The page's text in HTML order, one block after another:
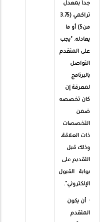
جداً بمعدل
تراكمي (3.75
من5) أو ما
يعادله. "يجب
على المتقدم
التواصل
بالبرنامج
لمعرفة إن
كان تخصصه
ضمن
التخصصات
ذات العلاقة،
وذلك قبل
التقديم على
بوابة القبول
الإلكتروني".
· أن يكون
المتقدم